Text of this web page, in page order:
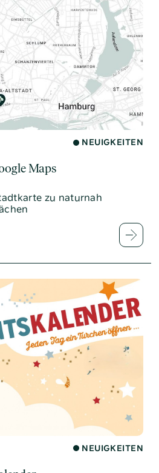
NEUIGKEITEN
Maps
zu naturnah
NEUIGKEITEN